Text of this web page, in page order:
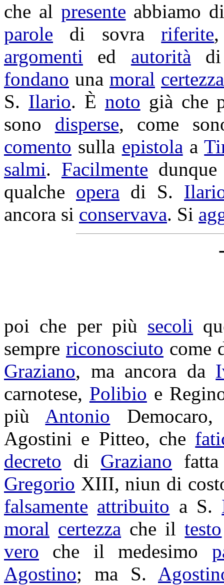
che al presente abbiamo
parole di sovrariferite
argomenti ed autorità
fondano una moral certezza
S. Ilario. È noto già che
sono disperse, come
comento sulla epistola a
salmi. Facilmente
qualche opera di S.
ancora si conservava. Si
poi che per più secoli
sempre riconosciuto come
Graziano, ma ancora da
carnotese, Polibio e
più Antonio Democaro
Agostini e Pitteo, che
decreto di Graziano
Gregorio XIII, niun di
falsamente attribuito a S.
moral certezza che iltesto
vero che il medesimo
Agostino; ma S.